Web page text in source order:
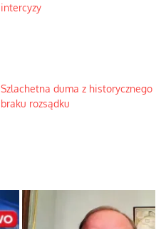
intercyzy
Szlachetna duma z historycznego
braku rozsądku